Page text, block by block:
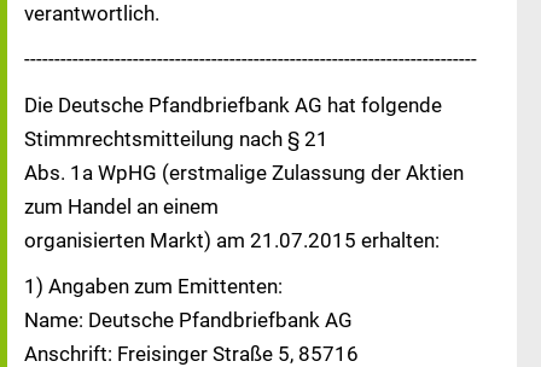
verantwortlich.
---------------------------------------------------------------------------
Die Deutsche Pfandbriefbank AG hat folgende
Stimmrechtsmitteilung nach § 21
Abs. 1a WpHG (erstmalige Zulassung der Aktien
zum Handel an einem
organisierten Markt) am 21.07.2015 erhalten:
1) Angaben zum Emittenten:
Name: Deutsche Pfandbriefbank AG
Anschrift: Freisinger Straße 5, 85716